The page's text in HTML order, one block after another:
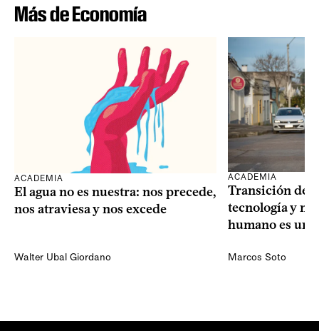
Más de Economía
ACADEMIA
El agua no es nuestra: nos precede,
nos atraviesa y nos excede
Walter Ubal Giordano
ACADEMIA
Transición
tecnología y
humano es
Marcos Soto